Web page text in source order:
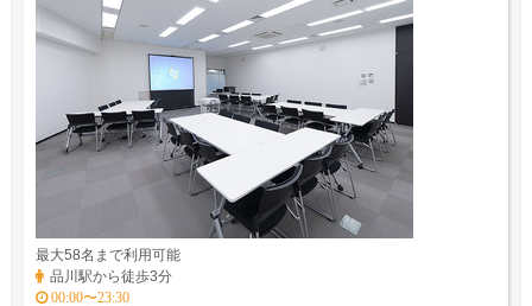
最大58名まで利用可能
品川駅から徒歩3分
00:00〜23:30